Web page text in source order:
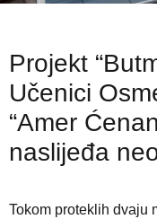
Projekt
Učenici
“Amer
naslijeđa
Tokom proteklih dvaju